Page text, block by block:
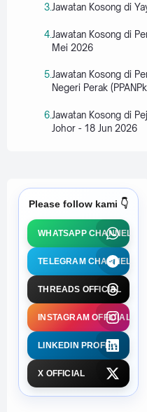
Jawatan Kosong di
Jawatan Kosong di
Mei 2026
Jawatan Kosong di
Negeri Perak
Jawatan Kosong di
Johor - 18 Jun 2026
Please follow kami 👇
WHATSAPP CHANNEL
TELEGRAM CHANNEL
THREADS OFFICIAL
INSTAGRAM OFFICIAL
LINKEDIN PROFILE
X OFFICIAL